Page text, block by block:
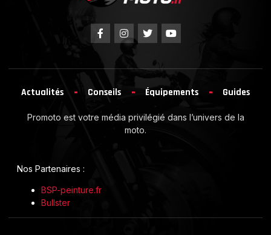
Actualités Conseils Équipements Guides
Promoto est votre média privilégié dans l’univers de la
moto.
Nos Partenaires :
BSP-peinture.fr
Bullster